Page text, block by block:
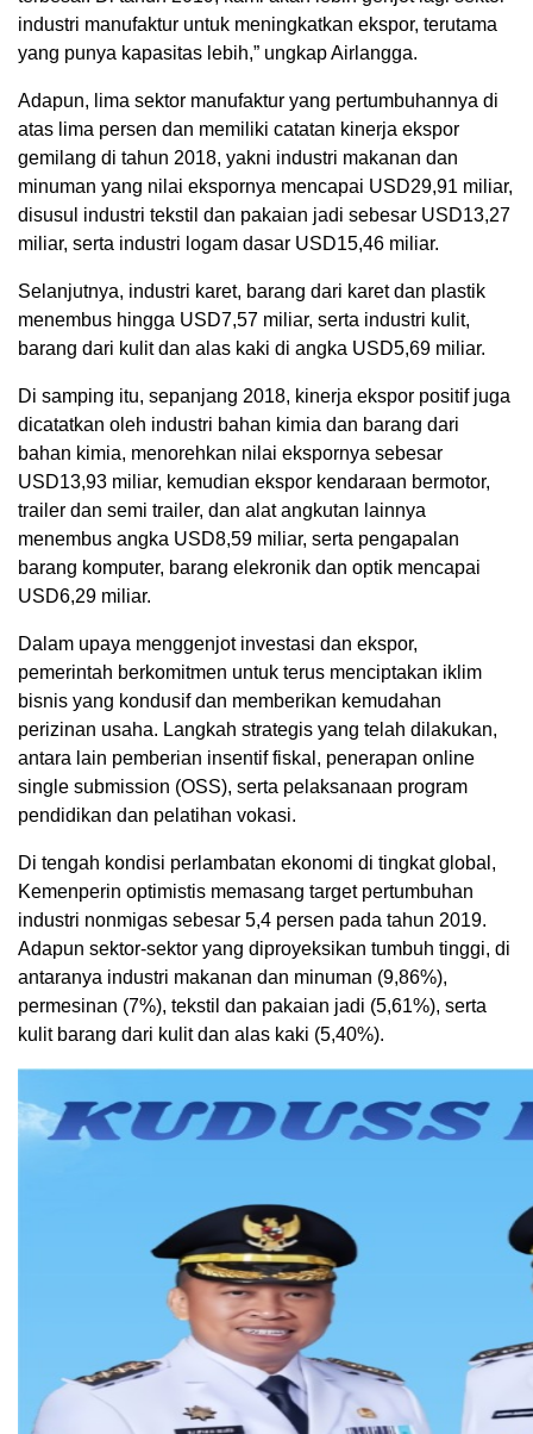
industri manufaktur untuk meningkatkan ekspor, terutama
yang punya kapasitas lebih,” ungkap Airlangga.
Adapun, lima sektor manufaktur yang pertumbuhannya di
atas lima persen dan memiliki catatan kinerja ekspor
gemilang di tahun 2018, yakni industri makanan dan
minuman yang nilai ekspornya mencapai USD29,91 miliar,
disusul industri tekstil dan pakaian jadi sebesar USD13,27
miliar, serta industri logam dasar USD15,46 miliar.
Selanjutnya, industri karet, barang dari karet dan plastik
menembus hingga USD7,57 miliar, serta industri kulit,
barang dari kulit dan alas kaki di angka USD5,69 miliar.
Di samping itu, sepanjang 2018, kinerja ekspor positif juga
dicatatkan oleh industri bahan kimia dan barang dari
bahan kimia, menorehkan nilai ekspornya sebesar
USD13,93 miliar, kemudian ekspor kendaraan bermotor,
trailer dan semi trailer, dan alat angkutan lainnya
menembus angka USD8,59 miliar, serta pengapalan
barang komputer, barang elekronik dan optik mencapai
USD6,29 miliar.
Dalam upaya menggenjot investasi dan ekspor,
pemerintah berkomitmen untuk terus menciptakan iklim
bisnis yang kondusif dan memberikan kemudahan
perizinan usaha. Langkah strategis yang telah dilakukan,
antara lain pemberian insentif fiskal, penerapan online
single submission (OSS), serta pelaksanaan program
pendidikan dan pelatihan vokasi.
Di tengah kondisi perlambatan ekonomi di tingkat global,
Kemenperin optimistis memasang target pertumbuhan
industri nonmigas sebesar 5,4 persen pada tahun 2019.
Adapun sektor-sektor yang diproyeksikan tumbuh tinggi, di
antaranya industri makanan dan minuman (9,86%),
permesinan (7%), tekstil dan pakaian jadi (5,61%), serta
kulit barang dari kulit dan alas kaki (5,40%).